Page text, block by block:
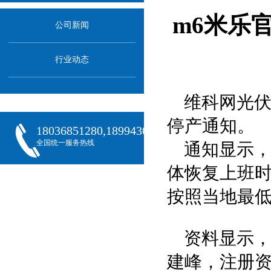
公司新闻
行业动态
18036851280,18994301288,18068407382
全国统一服务热线
m6米乐
维科网光
停产通知。
通知显示
体恢复上班
按照当地最
资料显示
建峰，注册